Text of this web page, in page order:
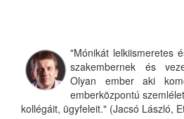
"Mónikát lelkiismeretes
szakembernek és
Olyan ember aki
emberközpontú
kollégáit, ügyfeleit." (Jacsó László,